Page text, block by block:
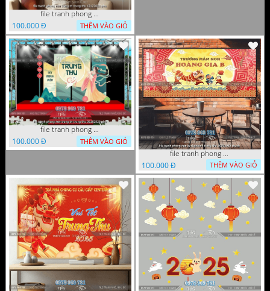
file tranh phong nen trang tri trung thu 12122025 phu
100.000 Đ
THÊM VÀO GIỎ
file tranh phong nen trang tri trung thu 01102025 phu
100.000 Đ
THÊM VÀO GIỎ
file tranh phong nen background trung thu 29092025 thanh
100.000 Đ
THÊM VÀO GIỎ